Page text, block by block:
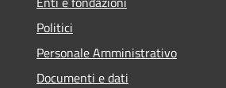
Politici
Personale Amministrativo
Documenti e dati